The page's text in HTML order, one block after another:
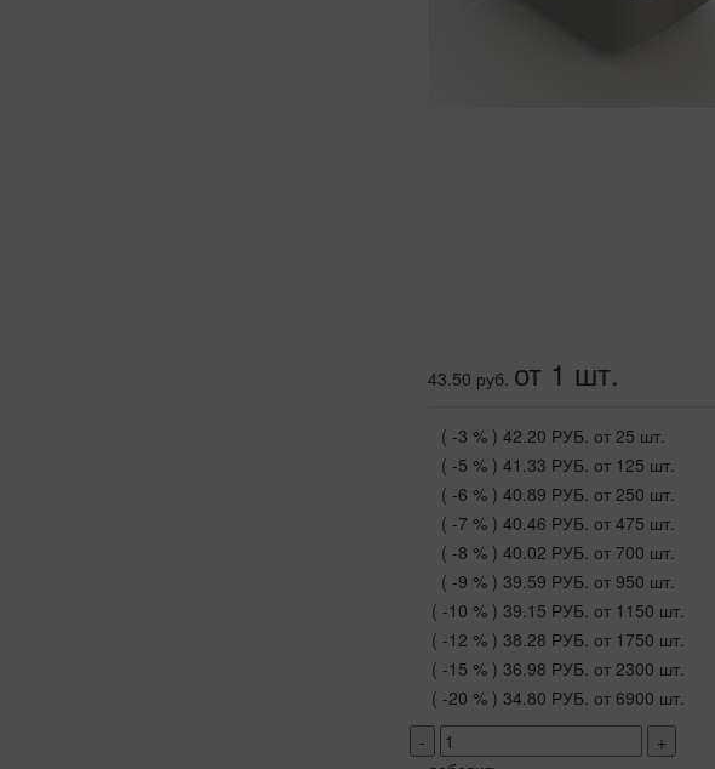
43.50 руб. от 1 шт.
( -3 % ) 42.20 РУБ. от 25 шт.
( -5 % ) 41.33 РУБ. от 125 шт.
( -6 % ) 40.89 РУБ. от 250 шт.
( -7 % ) 40.46 РУБ. от 475 шт.
( -8 % ) 40.02 РУБ. от 700 шт.
( -9 % ) 39.59 РУБ. от 950 шт.
( -10 % ) 39.15 РУБ. от 1150 шт.
( -12 % ) 38.28 РУБ. от 1750 шт.
( -15 % ) 36.98 РУБ. от 2300 шт.
( -20 % ) 34.80 РУБ. от 6900 шт.
-
+